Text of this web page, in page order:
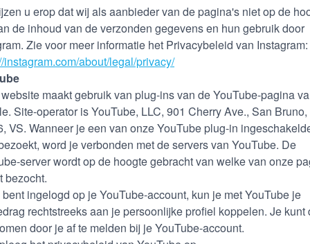
u erop dat wij als aanbieder van de pagina's niet op de
de inhoud van de verzonden gegevens en hun gebruik door
Zie voor meer informatie het Privacybeleid van Instagram:
instagram.com/about/legal/privacy/
maakt gebruik van plug-ins van de YouTube-pagina
Site-operator is YouTube, LLC, 901 Cherry Ave., San
VS. Wanneer je een van onze YouTube plug-in
word je verbonden met de servers van YouTube. De
server wordt op de hoogte gebracht van welke van onze
bezocht.
ingelogd op je YouTube-account, kun je met YouTube je
rechtstreeks aan je persoonlijke profiel koppelen. Je kunt
door je af te melden bij je YouTube-account.